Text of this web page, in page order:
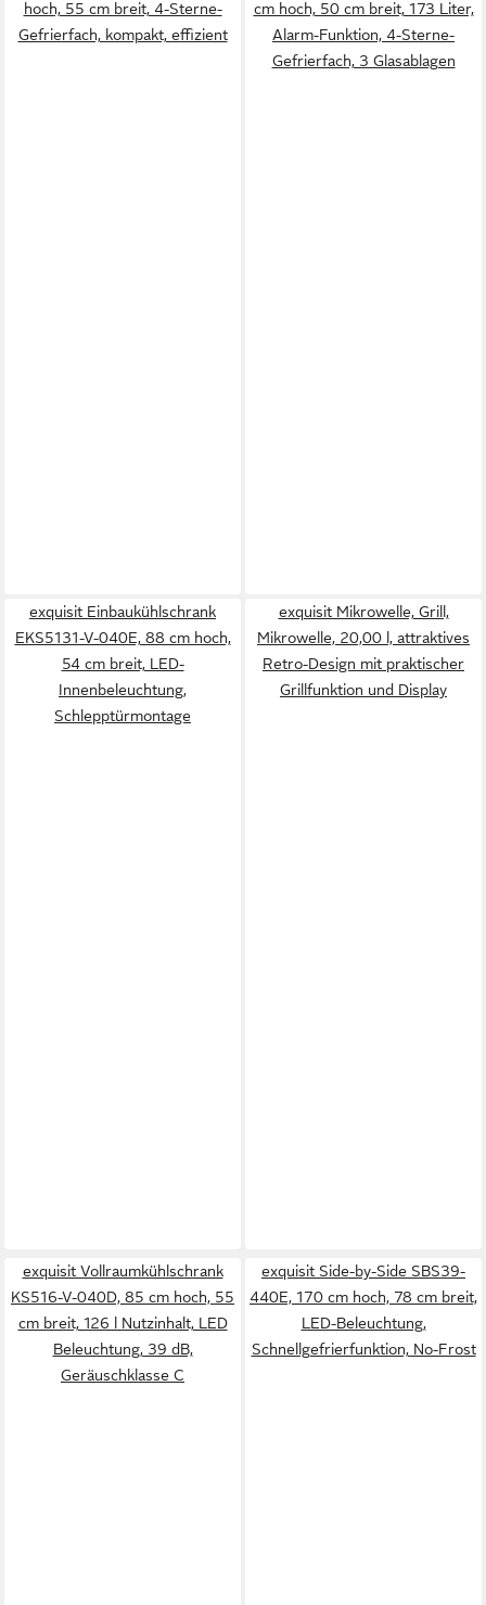
hoch, 55 cm breit, 4-Sterne-
Gefrierfach, kompakt, effizient
cm hoch, 50 cm breit, 173 Liter,
Alarm-Funktion, 4-Sterne-
Gefrierfach, 3 Glasablagen
exquisit Einbaukühlschrank
EKS5131-V-040E, 88 cm hoch,
54 cm breit, LED-
Innenbeleuchtung,
Schlepptürmontage
exquisit Mikrowelle, Grill,
Mikrowelle, 20,00 l, attraktives
Retro-Design mit praktischer
Grillfunktion und Display
exquisit Vollraumkühlschrank
KS516-V-040D, 85 cm hoch, 55
cm breit, 126 l Nutzinhalt, LED
Beleuchtung, 39 dB,
Geräuschklasse C
exquisit Side-by-Side SBS39-
440E, 170 cm hoch, 78 cm breit,
LED-Beleuchtung,
Schnellgefrierfunktion, No-Frost